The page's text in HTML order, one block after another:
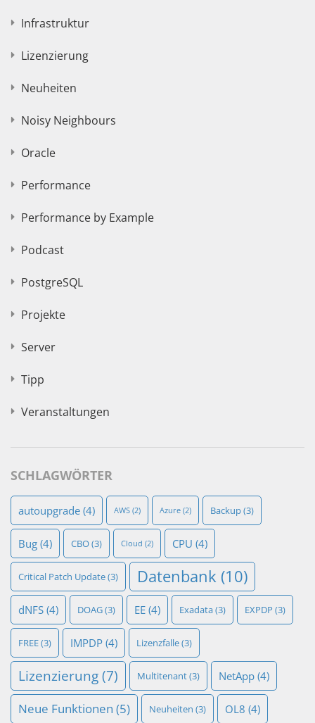
Infrastruktur
Lizenzierung
Neuheiten
Noisy Neighbours
Oracle
Performance
Performance by Example
Podcast
PostgreSQL
Projekte
Server
Tipp
Veranstaltungen
SCHLAGWÖRTER
autoupgrade (4) AWS (2) Azure (2) Backup(3)
Bug (4) CBO(3) Cloud (2) CPU (4)
Critical Patch Update(3) Datenbank (10)
dNFS (4) DOAG(3) EE (4) Exadata(3) EXPDP (3)
FREE(3) IMPDP (4) Lizenzfalle(3)
Lizenzierung(7) Multitenant(3) NetApp (4)
Neue Funktionen (5) Neuheiten (3) OL8 (4)